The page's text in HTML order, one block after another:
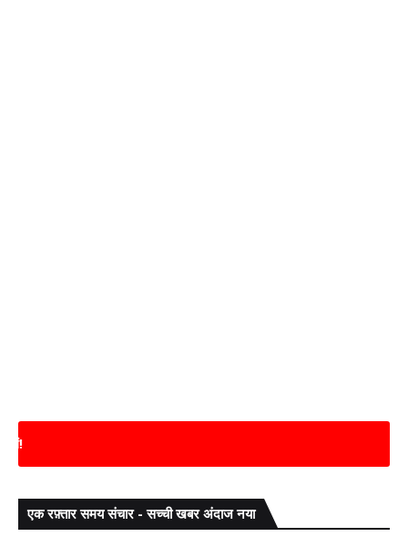
एक रफ़्तार समय संचार - सच्ची खबर अंदाज नया